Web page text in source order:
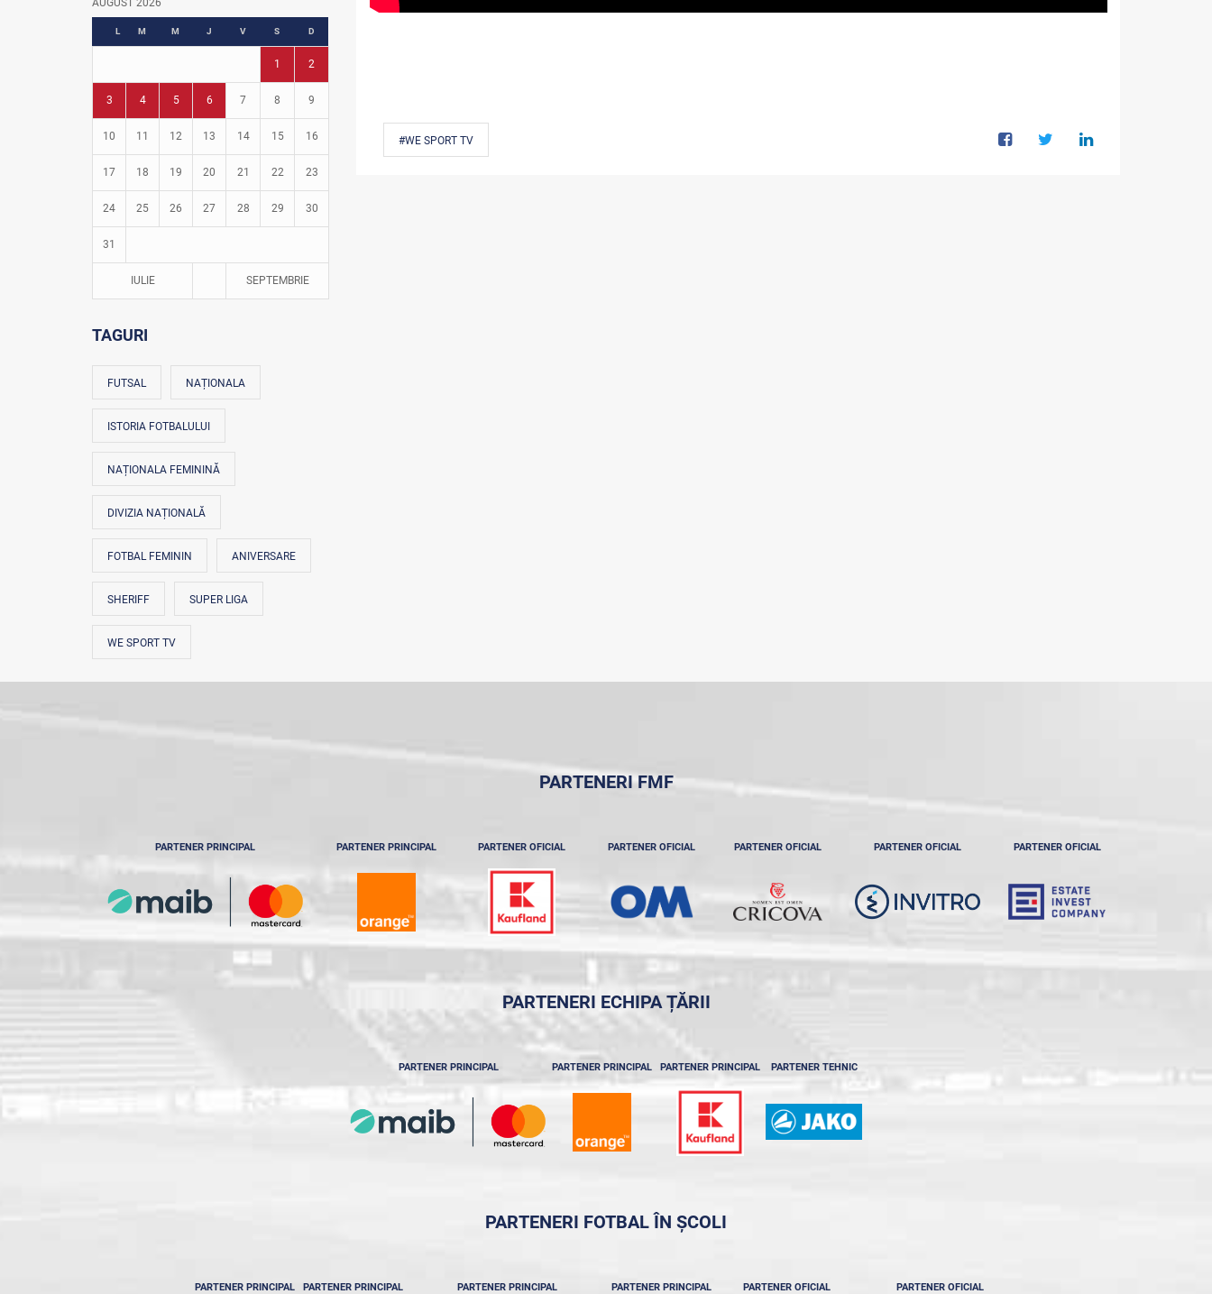
Fotbal în grădinițe
AUGUST 2026
L M M J V S D
1 2
3 4 5 6 7 8 9
10 11 12 13 14 15 16
17 18 19 20 21 22 23
24 25 26 27 28 29 30
31
IULIE SEPTEMBRIE
TAGURI
FUTSAL NAȚIONALA
ISTORIA FOTBALULUI
NAȚIONALA FEMININĂ
DIVIZIA NAȚIONALĂ
FOTBAL FEMININ ANIVERSARE
SHERIFF SUPER LIGA
WE SPORT TV
#WE SPORT TV
PARTENERI FMF
PARTENER PRINCIPAL PARTENER PRINCIPAL PARTENER OFICIAL PARTENER OFICIAL PARTENER OFICIAL PARTENER OFICIAL PARTENER OFICIAL
PARTENERI ECHIPA ȚĂRII
PARTENER PRINCIPAL PARTENER PRINCIPAL PARTENER PRINCIPAL PARTENER TEHNIC
PARTENERI FOTBAL ÎN ȘCOLI
PARTENER PRINCIPAL PARTENER PRINCIPAL PARTENER PRINCIPAL PARTENER PRINCIPAL PARTENER OFICIAL PARTENER OFICIAL